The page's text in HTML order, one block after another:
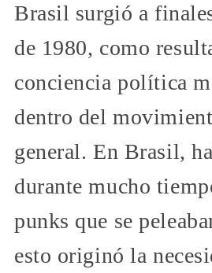
Brasil surgió a
de 1980, como
conciencia política
dentro del
general. En Brasil,
durante mucho
punks que se
esto originó la